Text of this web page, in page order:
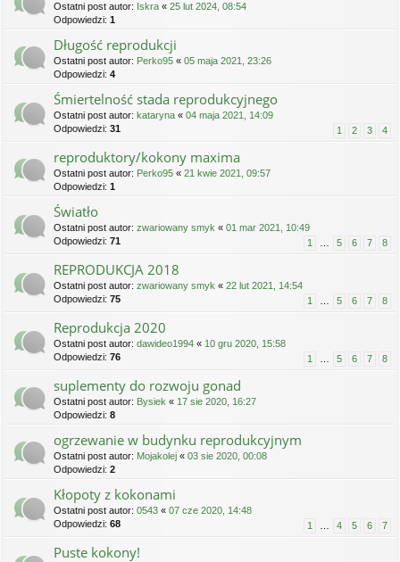
Ostatni post autor: Iskra « 25 lut 2024, 08:54
Odpowiedzi: 1
Długość reprodukcji
Ostatni post autor: Perko95 « 05 maja 2021, 23:26
Odpowiedzi: 4
Śmiertelność stada reprodukcyjnego
Ostatni post autor: kataryna « 04 maja 2021, 14:09
Odpowiedzi: 31 1 2 3 4
reproduktory/kokony maxima
Ostatni post autor: Perko95 « 21 kwie 2021, 09:57
Odpowiedzi: 1
Światło
Ostatni post autor: zwariowany smyk « 01 mar 2021, 10:49
Odpowiedzi: 71 1 5 6 7 8
REPRODUKCJA 2018
Ostatni post autor: zwariowany smyk « 22 lut 2021, 14:54
Odpowiedzi: 75 1 5 6 7 8
Reprodukcja 2020
Ostatni post autor: dawideo1994 « 10 gru 2020, 15:58
Odpowiedzi: 76 1 5 6 7 8
suplementy do rozwoju gonad
Ostatni post autor: Bysiek « 17 sie 2020, 16:27
Odpowiedzi: 8
ogrzewanie w budynku reprodukcyjnym
Ostatni post autor: Mojakolej « 03 sie 2020, 00:08
Odpowiedzi: 2
Kłopoty z kokonami
Ostatni post autor: 0543 « 07 cze 2020, 14:48
Odpowiedzi: 68 1 4 5 6 7
Puste kokony!